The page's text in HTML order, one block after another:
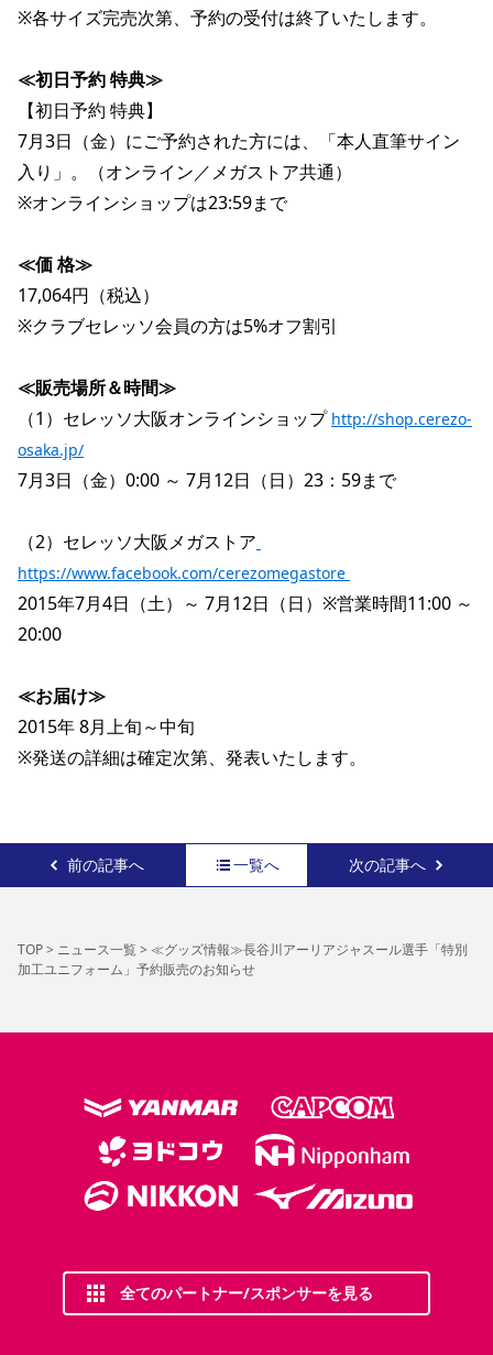
※各サイズ完売次第、予約の受付は終了いたします。
≪初日予約 特典≫
【初日予約 特典】
7月3日（金）にご予約された方には、「本人直筆サイン
入り」。（オンライン／メガストア共通）
※オンラインショップは23:59まで
≪価 格≫
17,064円（税込）
※クラブセレッソ会員の方は5%オフ割引
≪販売場所＆時間≫
（1）セレッソ大阪オンラインショップ http://shop.cerezo-
osaka.jp/
7月3日（金）0:00 ～ 7月12日（日）23：59まで
（2）セレッソ大阪メガストア
https://www.facebook.com/cerezomegastore
2015年7月4日（土）～ 7月12日（日）※営業時間11:00 ～
20:00
≪お届け≫
2015年 8月上旬～中旬
※発送の詳細は確定次第、発表いたします。
前の記事へ 一覧へ 次の記事へ
TOP> ニュース一覧> ≪グッズ情報≫長谷川アーリアジャスール選手「特別
加工ユニフォーム」予約販売のお知らせ
全てのパートナー/スポンサーを見る